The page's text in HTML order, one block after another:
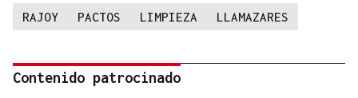
RAJOY PACTOS LIMPIEZA LLAMAZARES
Contenido patrocinado